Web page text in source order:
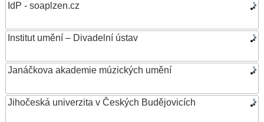
IdP - soaplzen.cz
Institut umění – Divadelní ústav
Janáčkova akademie múzických umění
Jihočeská univerzita v Českých Budějovicích